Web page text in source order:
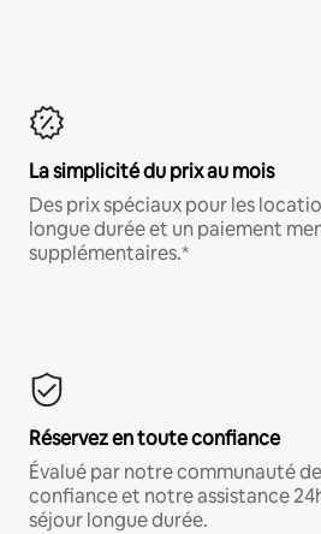
La simplicité du prix au mois
Des prix spéciaux pour les
longue durée et un paiement
supplémentaires.*
Réservez en toute confiance
Évalué par notre communauté
confiance et notre assistance
séjour longue durée.